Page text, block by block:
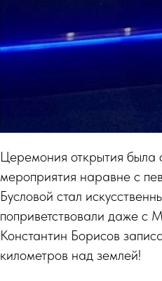
Церемония открытия была
мероприятия наравне с
Бусловой стал
поприветствовали даже с
Константин Борисов
километров над землей!